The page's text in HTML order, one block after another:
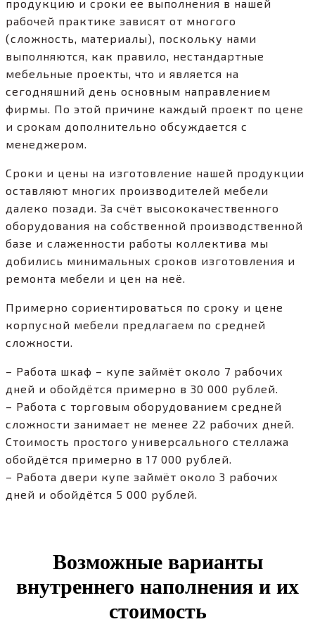
продукцию и сроки ее выполнения в нашей
рабочей практике зависят от многого
(сложность, материалы), поскольку нами
выполняются, как правило, нестандартные
мебельные проекты, что и является на
сегодняшний день основным направлением
фирмы. По этой причине каждый проект по цене
и срокам дополнительно обсуждается с
менеджером.
Сроки и цены на изготовление нашей продукции
оставляют многих производителей мебели
далеко позади. За счёт высококачественного
оборудования на собственной производственной
базе и слаженности работы коллектива мы
добились минимальных сроков изготовления и
ремонта мебели и цен на неё.
Примерно сориентироваться по сроку и цене
корпусной мебели предлагаем по средней
сложности.
– Работа шкаф – купе займёт около 7 рабочих
дней и обойдётся примерно в 30 000 рублей.
– Работа с торговым оборудованием средней
сложности занимает не менее 22 рабочих дней.
Стоимость простого универсального стеллажа
обойдётся примерно в 17 000 рублей.
– Работа двери купе займёт около 3 рабочих
дней и обойдётся 5 000 рублей.
Возможные варианты
внутреннего наполнения и их
стоимость